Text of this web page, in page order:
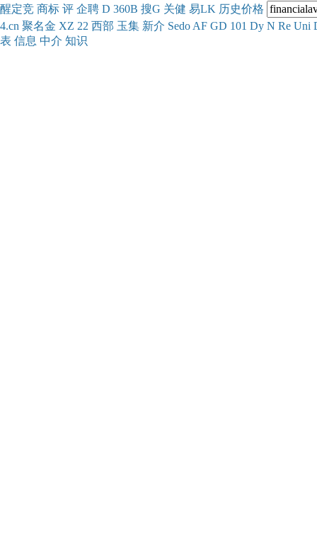
醒定竞 商标 评 企聘 D 360B 搜G 关健 易LK 历史价格
4.cn 聚名金 XZ 22 西部 玉集 新介 Sedo AF GD 101 Dy N Re Uni
表 信息 中介 知识